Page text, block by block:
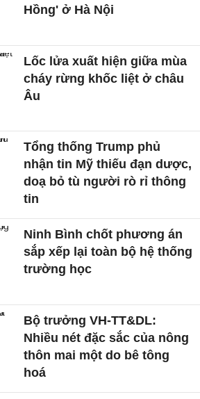
Hồng' ở Hà Nội
Lốc lửa xuất hiện giữa mùa
cháy rừng khốc liệt ở châu
Âu
Tổng thống Trump phủ
nhận tin Mỹ thiếu đạn dược,
doạ bỏ tù người rò rỉ thông
tin
Ninh Bình chốt phương án
sắp xếp lại toàn bộ hệ thống
trường học
Bộ trưởng VH-TT&DL:
Nhiều nét đặc sắc của nông
thôn mai một do bê tông
hoá